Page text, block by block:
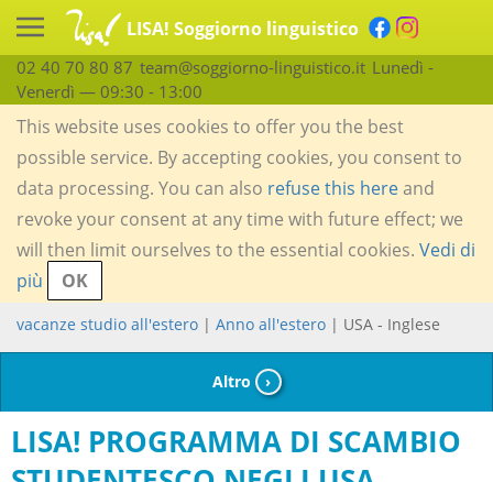
LISA! Soggiorno linguistico
02 40 70 80 87 team@soggiorno-linguistico.it Lunedì -
Venerdì — 09:30 - 13:00
This website uses cookies to offer you the best
possible service. By accepting cookies, you consent to
data processing. You can also refuse this hereand
revoke your consent at any time with future effect; we
will then limit ourselves to the essential cookies. Vedi di
più
OK
vacanze studio all'estero | Anno all'estero | USA - Inglese
Altro ›
LISA! PROGRAMMA DI SCAMBIO